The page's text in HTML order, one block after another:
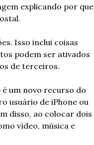
explicando por que
Isso inclui coisas
podem ser ativados
de terceiros.
um novo recurso do
usuário de iPhone ou
disso, ao colocar dois
vídeo, música e